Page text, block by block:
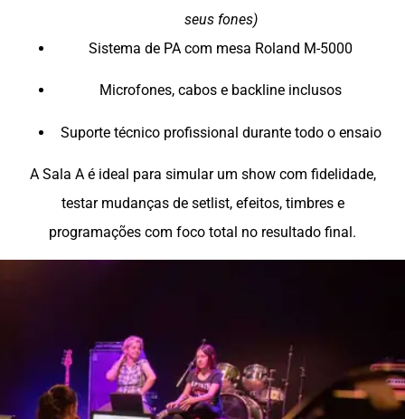
seus fones)
Sistema de PA com mesa Roland M-5000
Microfones, cabos e backline inclusos
Suporte técnico profissional durante todo o ensaio
A Sala A é ideal para simular um show com fidelidade,
testar mudanças de setlist, efeitos, timbres e
programações com foco total no resultado final.